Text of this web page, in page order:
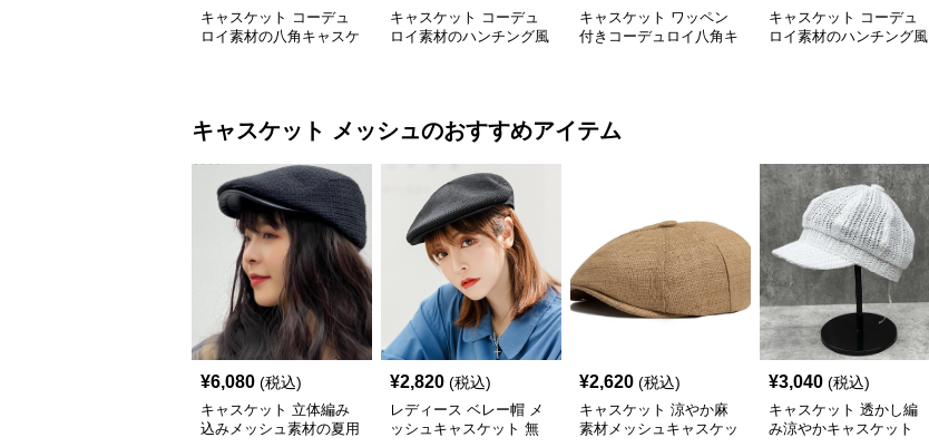
キャスケット コーデュ
ロイ素材の八角キャスケ
キャスケット コーデュ
ロイ素材のハンチング風
キャスケット ワッペン
付きコーデュロイ八角キ
キャスケット コーデュ
ロイ素材のハンチング風
キャスケット メッシュのおすすめアイテム
¥6,080 (税込)
キャスケット 立体編み
込みメッシュ素材の夏用
¥2,820 (税込)
レディース ベレー帽 メ
ッシュキャスケット 無
¥2,620 (税込)
キャスケット 涼やか麻
素材メッシュキャスケッ
¥3,040 (税込)
キャスケット 透かし編
み涼やかキャスケット